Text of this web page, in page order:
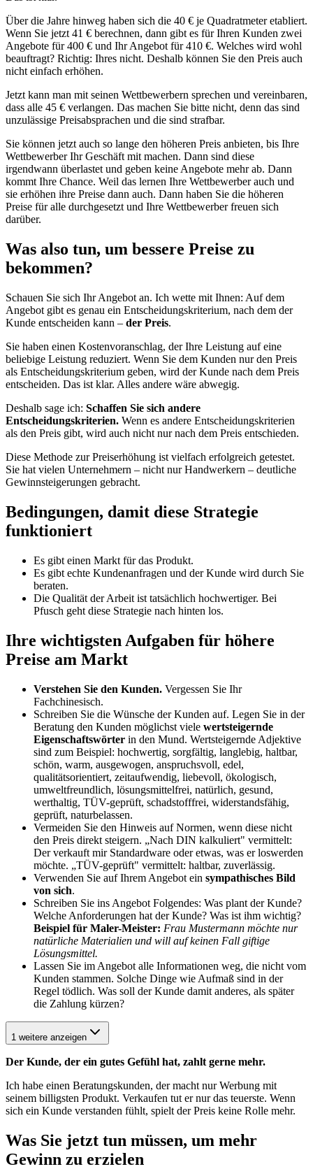
Über die Jahre hinweg haben sich die 40 € je Quadratmeter etabliert.
Wenn Sie jetzt 41 € berechnen, dann gibt es für Ihren Kunden zwei
Angebote für 400 € und Ihr Angebot für 410 €. Welches wird wohl
beauftragt? Richtig: Ihres nicht. Deshalb können Sie den Preis auch
nicht einfach erhöhen.
Jetzt kann man mit seinen Wettbewerbern sprechen und vereinbaren,
dass alle 45 € verlangen. Das machen Sie bitte nicht, denn das sind
unzulässige Preisabsprachen und die sind strafbar.
Sie können jetzt auch so lange den höheren Preis anbieten, bis Ihre
Wettbewerber Ihr Geschäft mit machen. Dann sind diese
irgendwann überlastet und geben keine Angebote mehr ab. Dann
kommt Ihre Chance. Weil das lernen Ihre Wettbewerber auch und
sie erhöhen ihre Preise dann auch. Dann haben Sie die höheren
Preise für alle durchgesetzt und Ihre Wettbewerber freuen sich
darüber.
Was also tun, um bessere Preise zu
bekommen?
Schauen Sie sich Ihr Angebot an. Ich wette mit Ihnen: Auf dem
Angebot gibt es genau ein Entscheidungskriterium, nach dem der
Kunde entscheiden kann – der Preis.
Sie haben einen Kostenvoranschlag, der Ihre Leistung auf eine
beliebige Leistung reduziert. Wenn Sie dem Kunden nur den Preis
als Entscheidungskriterium geben, wird der Kunde nach dem Preis
entscheiden. Das ist klar. Alles andere wäre abwegig.
Deshalb sage ich: Schaffen Sie sich andere
Entscheidungskriterien. Wenn es andere Entscheidungskriterien
als den Preis gibt, wird auch nicht nur nach dem Preis entschieden.
Diese Methode zur Preiserhöhung ist vielfach erfolgreich getestet.
Sie hat vielen Unternehmern – nicht nur Handwerkern – deutliche
Gewinnsteigerungen gebracht.
Bedingungen, damit diese Strategie
funktioniert
Es gibt einen Markt für das Produkt.
Es gibt echte Kundenanfragen und der Kunde wird durch Sie
beraten.
Die Qualität der Arbeit ist tatsächlich hochwertiger. Bei
Pfusch geht diese Strategie nach hinten los.
Ihre wichtigsten Aufgaben für höhere
Preise am Markt
Verstehen Sie den Kunden. Vergessen Sie Ihr
Fachchinesisch.
Schreiben Sie die Wünsche der Kunden auf. Legen Sie in der
Beratung den Kunden möglichst viele wertsteigernde
Eigenschaftswörter in den Mund. Wertsteigernde Adjektive
sind zum Beispiel: hochwertig, sorgfältig, langlebig, haltbar,
schön, warm, ausgewogen, anspruchsvoll, edel,
qualitätsorientiert, zeitaufwendig, liebevoll, ökologisch,
umweltfreundlich, lösungsmittelfrei, natürlich, gesund,
werthaltig, TÜV-geprüft, schadstofffrei, widerstandsfähig,
geprüft, naturbelassen.
Vermeiden Sie den Hinweis auf Normen, wenn diese nicht
den Preis direkt steigern. „Nach DIN kalkuliert" vermittelt:
Der verkauft mir Standardware oder etwas, was er loswerden
möchte. „TÜV-geprüft" vermittelt: haltbar, zuverlässig.
Verwenden Sie auf Ihrem Angebot ein sympathisches Bild
von sich.
Schreiben Sie ins Angebot Folgendes: Was plant der Kunde?
Welche Anforderungen hat der Kunde? Was ist ihm wichtig?
Beispiel für Maler-Meister: Frau Mustermann möchte nur
natürliche Materialien und will auf keinen Fall giftige
Lösungsmittel.
Lassen Sie im Angebot alle Informationen weg, die nicht vom
Kunden stammen. Solche Dinge wie Aufmaß sind in der
Regel tödlich. Was soll der Kunde damit anderes, als später
die Zahlung kürzen?
1 weitere anzeigen
Der Kunde, der ein gutes Gefühl hat, zahlt gerne mehr.
Ich habe einen Beratungskunden, der macht nur Werbung mit
seinem billigsten Produkt. Verkaufen tut er nur das teuerste. Wenn
sich ein Kunde verstanden fühlt, spielt der Preis keine Rolle mehr.
Was Sie jetzt tun müssen, um mehr
Gewinn zu erzielen